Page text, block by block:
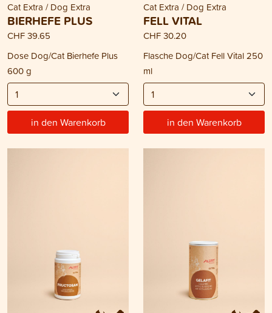
Cat Extra / Dog Extra
BIERHEFE PLUS
CHF 39.65
Dose Dog/Cat Bierhefe Plus
600 g
in den Warenkorb
Cat Extra / Dog Extra
FELL VITAL
CHF 30.20
Flasche Dog/Cat Fell Vital 250
ml
in den Warenkorb